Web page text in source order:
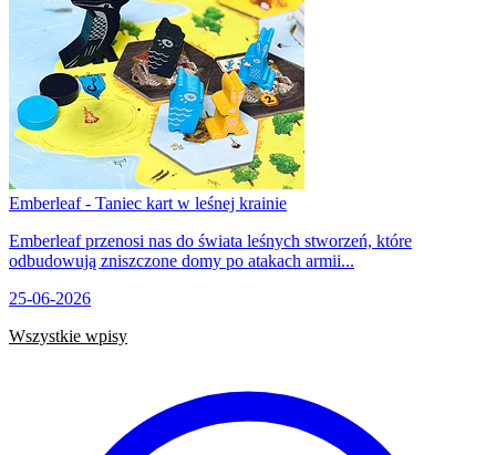
Emberleaf - Taniec kart w leśnej krainie
Emberleaf przenosi nas do świata leśnych stworzeń, które
odbudowują zniszczone domy po atakach armii...
25-06-2026
Wszystkie wpisy